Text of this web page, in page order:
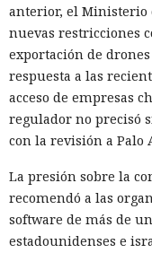
anterior, el Ministerio
nuevas restricciones
exportación de
respuesta a las
acceso de empresas
regulador no precisó
con la revisión a Palo
La presión sobre la
recomendó a las
software de más de
estadounidenses e